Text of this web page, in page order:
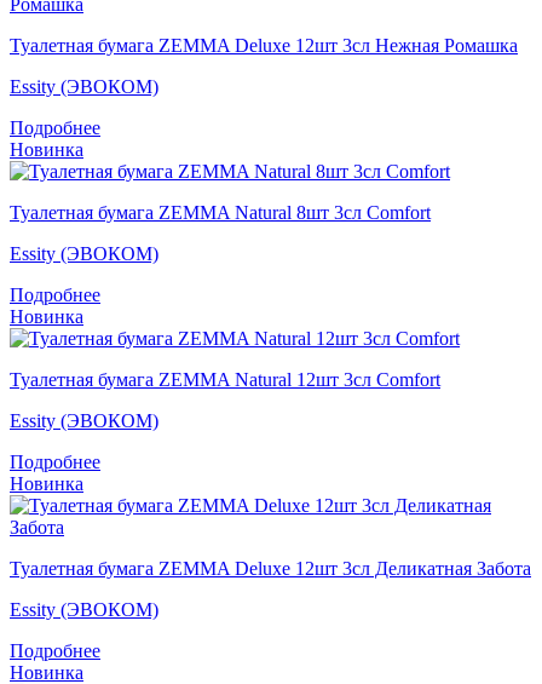
Туалетная бумага ZEMMA Deluxe 12шт 3сл Нежная Ромашка
Essity (ЭВОКОМ)
Подробнее
Новинка
Туалетная бумага ZEMMA Natural 8шт 3сл Comfort
Essity (ЭВОКОМ)
Подробнее
Новинка
Туалетная бумага ZEMMA Natural 12шт 3сл Comfort
Essity (ЭВОКОМ)
Подробнее
Новинка
Туалетная бумага ZEMMA Deluxe 12шт 3сл Деликатная Забота
Essity (ЭВОКОМ)
Подробнее
Новинка